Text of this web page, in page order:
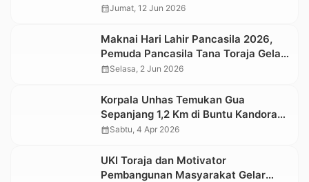
Sosial di Panti Asuhan
calendar_monthJumat, 12 Jun 2026
Maknai Hari Lahir Pancasila 2026,
Pemuda Pancasila Tana Toraja Gelar
Aksi Donor Darah
calendar_monthSelasa, 2 Jun 2026
Korpala Unhas Temukan Gua
Sepanjang 1,2 Km di Buntu Kandora
Mengkendek, Tembus Sampai
calendar_monthSabtu, 4 Apr 2026
UKI Toraja dan Motivator
Pembangunan Masyarakat Gelar